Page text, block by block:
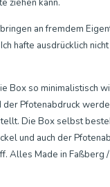
ziehen kann.
an fremdem
hafte ausdrücklich
Box so minimalistisch
Pfotenabdruck
Die Box selbst
und auch der
Alles Made in